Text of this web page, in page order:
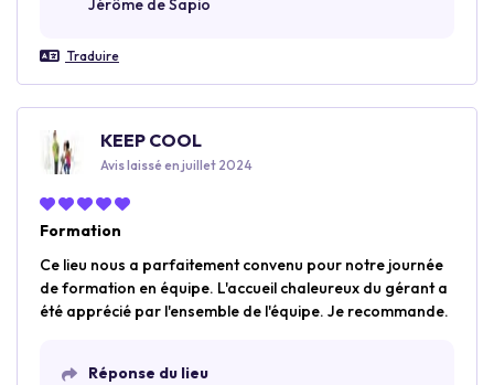
Jérôme de Sapio
Traduire
KEEP COOL
Avis laissé en juillet 2024
Formation
Ce lieu nous a parfaitement convenu pour notre journée
de formation en équipe. L'accueil chaleureux du gérant a
été apprécié par l'ensemble de l'équipe. Je recommande.
Réponse du lieu